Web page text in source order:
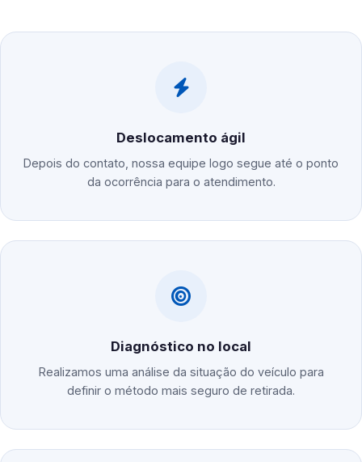
Deslocamento ágil
Depois do contato, nossa equipe logo segue até o ponto
da ocorrência para o atendimento.
Diagnóstico no local
Realizamos uma análise da situação do veículo para
definir o método mais seguro de retirada.